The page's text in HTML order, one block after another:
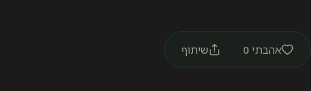
אהבתי 0 שיתוף